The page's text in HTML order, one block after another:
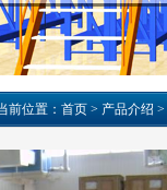
前位置： 首页> 产品介绍 >